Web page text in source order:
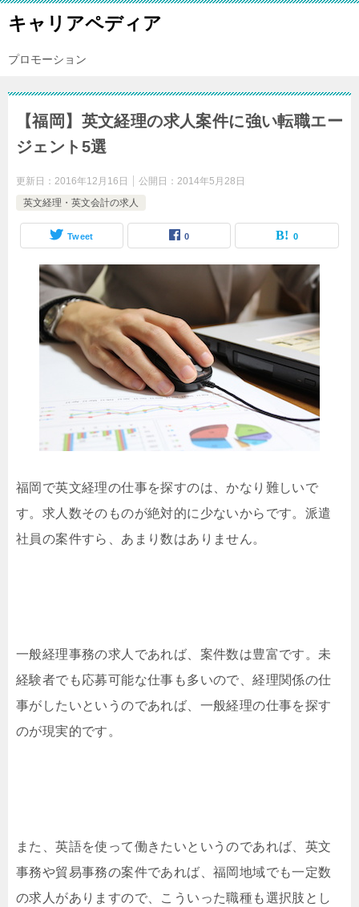
キャリアペディア
プロモーション
【福岡】英文経理の求人案件に強い転職エー
ジェント5選
更新日： 2016年12月16日 公開日： 2014年5月28日
英文経理・英文会計の求人
Tweet 0 0
福岡で英文経理の仕事を探すのは、かなり難しいで
す。求人数そのものが絶対的に少ないからです。派遣
社員の案件すら、あまり数はありません。
一般経理事務の求人であれば、案件数は豊富です。未
経験者でも応募可能な仕事も多いので、経理関係の仕
事がしたいというのであれば、一般経理の仕事を探す
のが現実的です。
また、英語を使って働きたいというのであれば、英文
事務や貿易事務の案件であれば、福岡地域でも一定数
の求人がありますので、こういった職種も選択肢とし